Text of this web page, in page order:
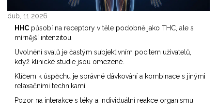
dub, 11 2026
HHC působí na receptory v těle podobně jako THC, ale s
mírnější intenzitou.
Uvolnění svalů je častým subjektivním pocitem uživatelů, i
když klinické studie jsou omezené.
Klíčem k úspěchu je správné dávkování a kombinace s jinými
relaxačními technikami.
Pozor na interakce s léky a individuální reakce organismu.